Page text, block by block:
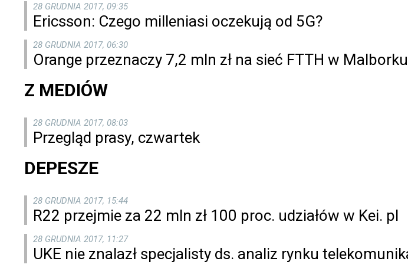
28 GRUDNIA 2017, 09:35
Ericsson: Czego milleniasi oczekują od 5G?
28 GRUDNIA 2017, 06:30
Orange przeznaczy 7,2 mln zł na sieć FTTH w Malborku
Z MEDIÓW
28 GRUDNIA 2017, 08:03
Przegląd prasy, czwartek
DEPESZE
28 GRUDNIA 2017, 15:44
R22 przejmie za 22 mln zł 100 proc. udziałów w Kei. pl
28 GRUDNIA 2017, 11:27
UKE nie znalazł specjalisty ds. analiz rynku